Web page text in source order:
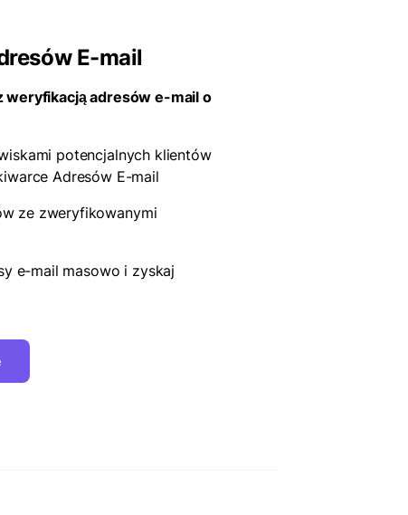
E-mail
weryfikacją adresów e-mail o
potencjalnych klientów
Adresów E-mail
ze zweryfikowanymi
e-mail masowo i zyskaj